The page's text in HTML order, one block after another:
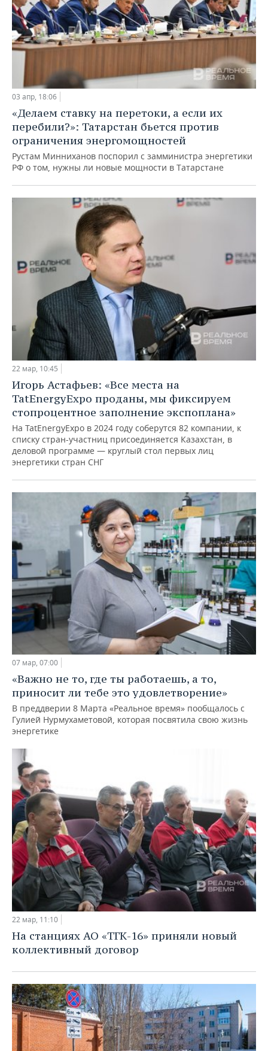
03 апр, 18:06
«Делаем ставку на перетоки, а если их
перебили?»: Татарстан бьется против
ограничения энергомощностей
Рустам Минниханов поспорил с замминистра энергетики
РФ о том, нужны ли новые мощности в Татарстане
22 мар, 10:45
Игорь Астафьев: «Все места на
TatEnergyExpo проданы, мы фиксируем
стопроцентное заполнение экспоплана»
На TatEnergyExpo в 2024 году соберутся 82 компании, к
списку стран-участниц присоединяется Казахстан, в
деловой программе — круглый стол первых лиц
энергетики стран СНГ
07 мар, 07:00
«Важно не то, где ты работаешь, а то,
приносит ли тебе это удовлетворение»
В преддверии 8 Марта «Реальное время» пообщалось с
Гулией Нурмухаметовой, которая посвятила свою жизнь
энергетике
22 мар, 11:10
На станциях АО «ТГК-16» приняли новый
коллективный договор